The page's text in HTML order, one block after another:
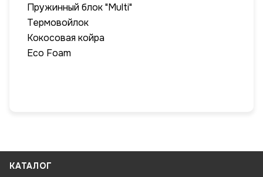
Пружинный блок "Multi"
Термовойлок
Кокосовая койра
Eco Foam
КАТАЛОГ